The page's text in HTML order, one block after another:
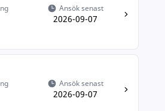
Ansök senast
2026-09-07
Ansök senast
2026-09-07